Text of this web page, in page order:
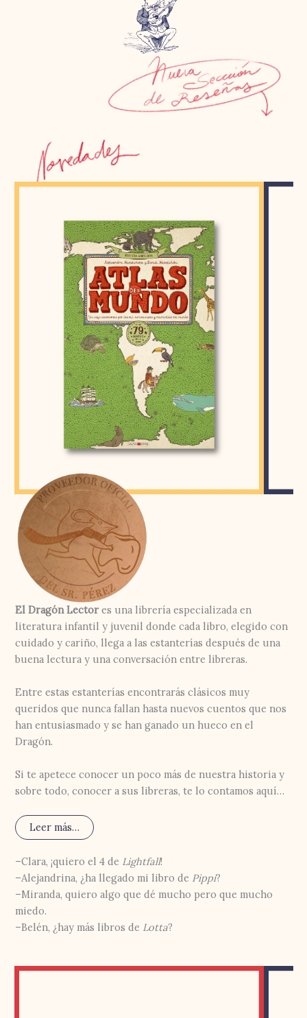
El Dragón Lectores una librería especializada en
literatura infantil y juvenil donde cada libro, elegido con
cuidado y cariño, llega a las estanterías después de una
buena lectura y una conversación entre libreras.
Entre estas estanterías encontrarás clásicos muy
queridos que nunca fallan hasta nuevos cuentos que nos
han entusiasmado y se han ganado un hueco en el
Dragón.
Si te apetece conocer un poco más de nuestra historia y
sobre todo, conocer a sus libreras, te lo contamos aquí…
Leer más…
–Clara, ¡quiero el 4 de Lightfall!
–Alejandrina, ¿ha llegado mi libro de Pippi?
–Miranda, quiero algo que dé mucho pero que mucho
miedo.
–Belén, ¿hay más libros de Lotta?